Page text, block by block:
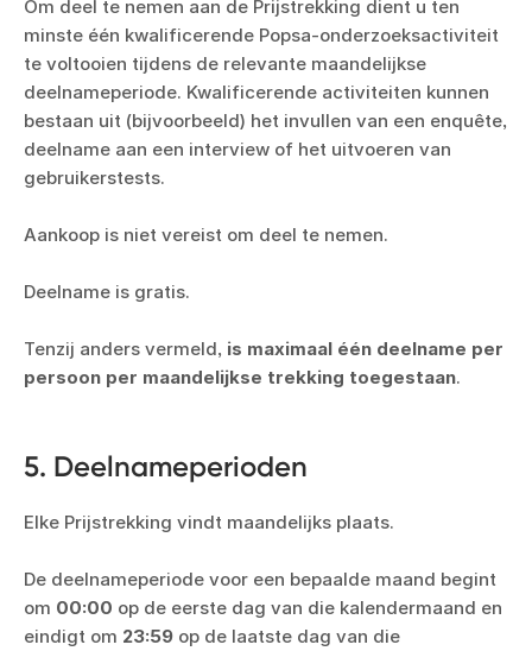
Om deel te nemen aan de Prijstrekking dient u ten
minste één kwalificerende Popsa-onderzoeksactiviteit
te voltooien tijdens de relevante maandelijkse
deelnameperiode. Kwalificerende activiteiten kunnen
bestaan uit (bijvoorbeeld) het invullen van een enquête,
deelname aan een interview of het uitvoeren van
gebruikerstests.
Aankoop is niet vereist om deel te nemen.
Deelname is gratis.
Tenzij anders vermeld, is maximaal één deelname per
persoon per maandelijkse trekking toegestaan.
5. Deelnameperioden
Elke Prijstrekking vindt maandelijks plaats.
De deelnameperiode voor een bepaalde maand begint
om 00:00 op de eerste dag van die kalendermaand en
eindigt om 23:59 op de laatste dag van die